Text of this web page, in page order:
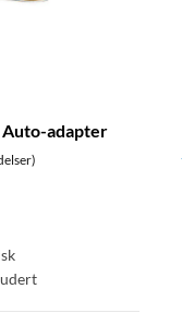
Auto-adapter